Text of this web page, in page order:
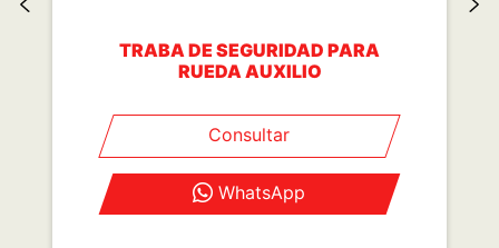
TRABA DE SEGURIDAD PARA
RUEDA AUXILIO
Consultar
WhatsApp